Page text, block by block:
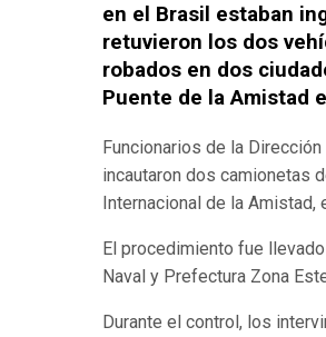
en el Brasil estaban
retuvieron los dos
robados en dos
Puente de la Amistad
Funcionarios de la
incautaron dos camionetas
Internacional de la Amistad,
El procedimiento fue
Naval y Prefectura Zona
Durante el control, los